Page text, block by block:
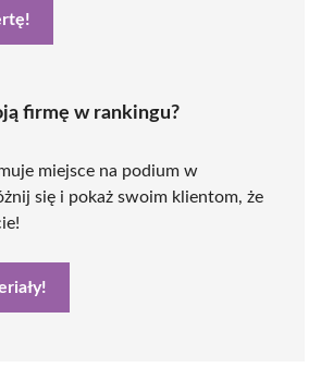
firmę w rankingu?
miejsce na podium w
się i pokaż swoim klientom, że